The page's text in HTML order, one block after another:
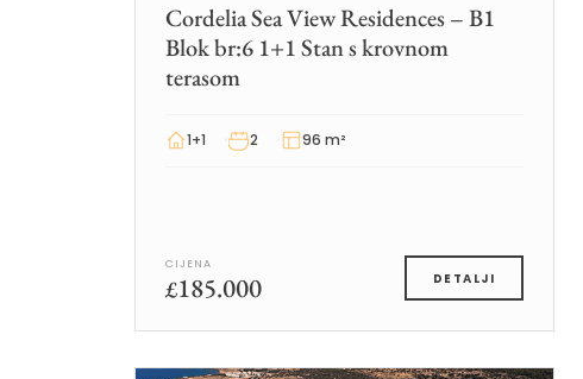
Cordelia Sea View Residences – B1
Blok br:6 1+1 Stan s krovnom
terasom
1+1 2 96 m²
CIJENA
£185.000 DETALJI